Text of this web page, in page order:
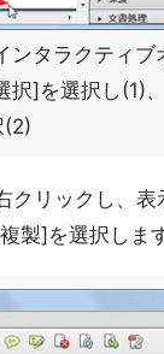
ンタラクティブ
択]を選択し(1)
(2)
クリックし、表
製]を選択します